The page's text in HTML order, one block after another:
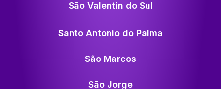
São Valentin do Sul
Santo Antonio do Palma
São Marcos
São Jorge